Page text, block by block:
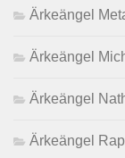
Ärkeängel
Ärkeängel
Ärkeängel
Ärkeängel